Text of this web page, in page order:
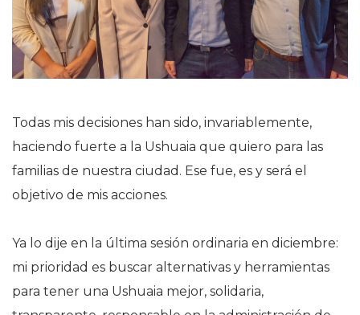
Todas mis decisiones han sido, invariablemente,
haciendo fuerte a la Ushuaia que quiero para las
familias de nuestra ciudad. Ese fue, es y será el
objetivo de mis acciones.
Ya lo dije en la última sesión ordinaria en diciembre:
mi prioridad es buscar alternativas y herramientas
para tener una Ushuaia mejor, solidaria,